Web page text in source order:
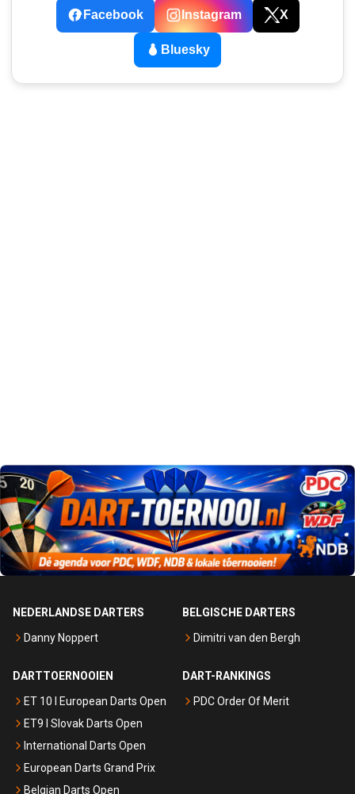
Facebook Instagram X
Bluesky
NEDERLANDSE DARTERS
Danny Noppert
BELGISCHE DARTERS
Dimitri van den Bergh
DARTTOERNOOIEN
ET 10 I European Darts Open
ET9 I Slovak Darts Open
International Darts Open
European Darts Grand Prix
Belgian Darts Open
DART-RANKINGS
PDC Order Of Merit